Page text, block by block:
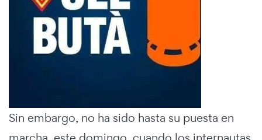
Sin embargo, no ha sido hasta su puesta en